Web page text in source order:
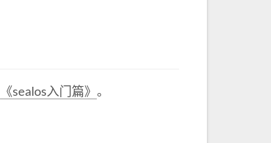
《sealos入门篇》 。